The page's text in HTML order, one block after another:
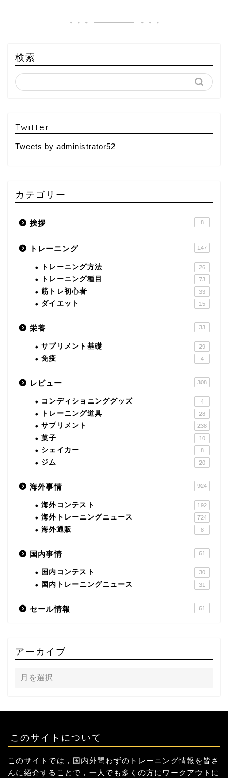
検索
Twitter
Tweets by administrator52
カテゴリー
挨拶 8
トレーニング 147
トレーニング方法 26
トレーニング種目 73
筋トレ初心者 33
ダイエット 15
栄養 33
サプリメント基礎 29
免疫 4
レビュー 308
コンディショニンググッズ 4
トレーニング道具 28
サプリメント 238
菓子 10
シェイカー 8
ジム 20
海外事情 924
海外コンテスト 192
海外トレーニングニュース 724
海外通販 8
国内事情 61
国内コンテスト 30
国内トレーニングニュース 31
セール情報 61
アーカイブ
このサイトについて
このサイトでは，国内外問わずのトレーニング情報を皆さ
んに紹介することで，一人でも多くの方にワークアウトに